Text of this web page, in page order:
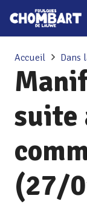
Accueil Dans
suite
(27/